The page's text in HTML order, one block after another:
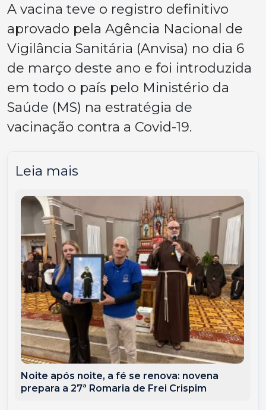
A vacina teve o registro definitivo
aprovado pela Agência Nacional de
Vigilância Sanitária (Anvisa) no dia 6
de março deste ano e foi introduzida
em todo o país pelo Ministério da
Saúde (MS) na estratégia de
vacinação contra a Covid-19.
Leia mais
Noite após noite, a fé se renova: novena
prepara a 27ª Romaria de Frei Crispim